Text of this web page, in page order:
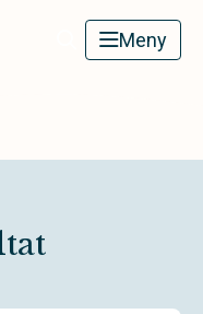
Meny